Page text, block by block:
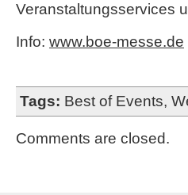
Veranstaltungsservices
Info: www.boe-messe.de
Tags: Best of Events,
Comments are closed.